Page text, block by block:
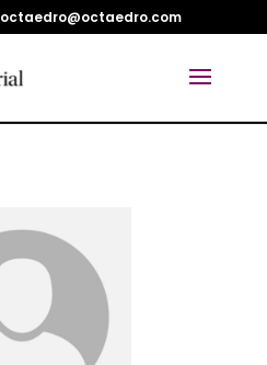
octaedro@octaedro.com